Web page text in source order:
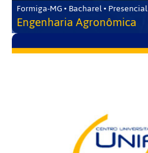
Formiga-MG • Bacharel • Presencial
Engenharia Agronômica